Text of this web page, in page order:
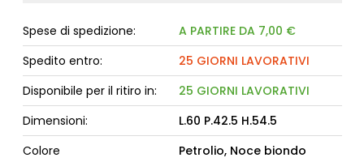
Spese di spedizione:
A PARTIRE DA 7,00 €
Spedito entro:
25 GIORNI LAVORATIVI
Disponibile per il ritiro in:
25 GIORNI LAVORATIVI
Dimensioni:
L.60 P.42.5 H.54.5
Colore
Petrolio, Noce biondo